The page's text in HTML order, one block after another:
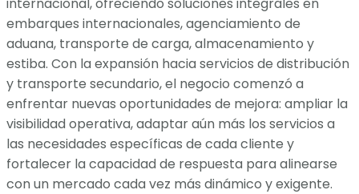
embarques internacionales, agenciamiento de
aduana, transporte de carga, almacenamiento y
estiba. Con la expansión hacia servicios de distribución
y transporte secundario, el negocio comenzó a
enfrentar nuevas oportunidades de mejora: ampliar la
visibilidad operativa, adaptar aún más los servicios a
las necesidades específicas de cada cliente y
fortalecer la capacidad de respuesta para alinearse
con un mercado cada vez más dinámico y exigente.